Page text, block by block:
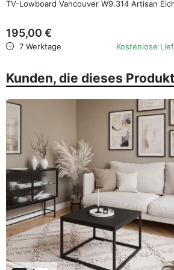
TV-Lowboard Vancouver W9.314 Artisan
195,00 €
7 Werktage Kostenlose
Kunden, die dieses